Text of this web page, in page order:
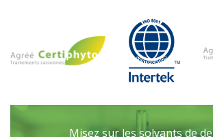
Misez sur les solvants de